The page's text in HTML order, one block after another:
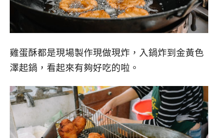
雞蛋酥都是現場製作現做現炸，入鍋炸到金黃色
澤起鍋，看起來有夠好吃的啦。